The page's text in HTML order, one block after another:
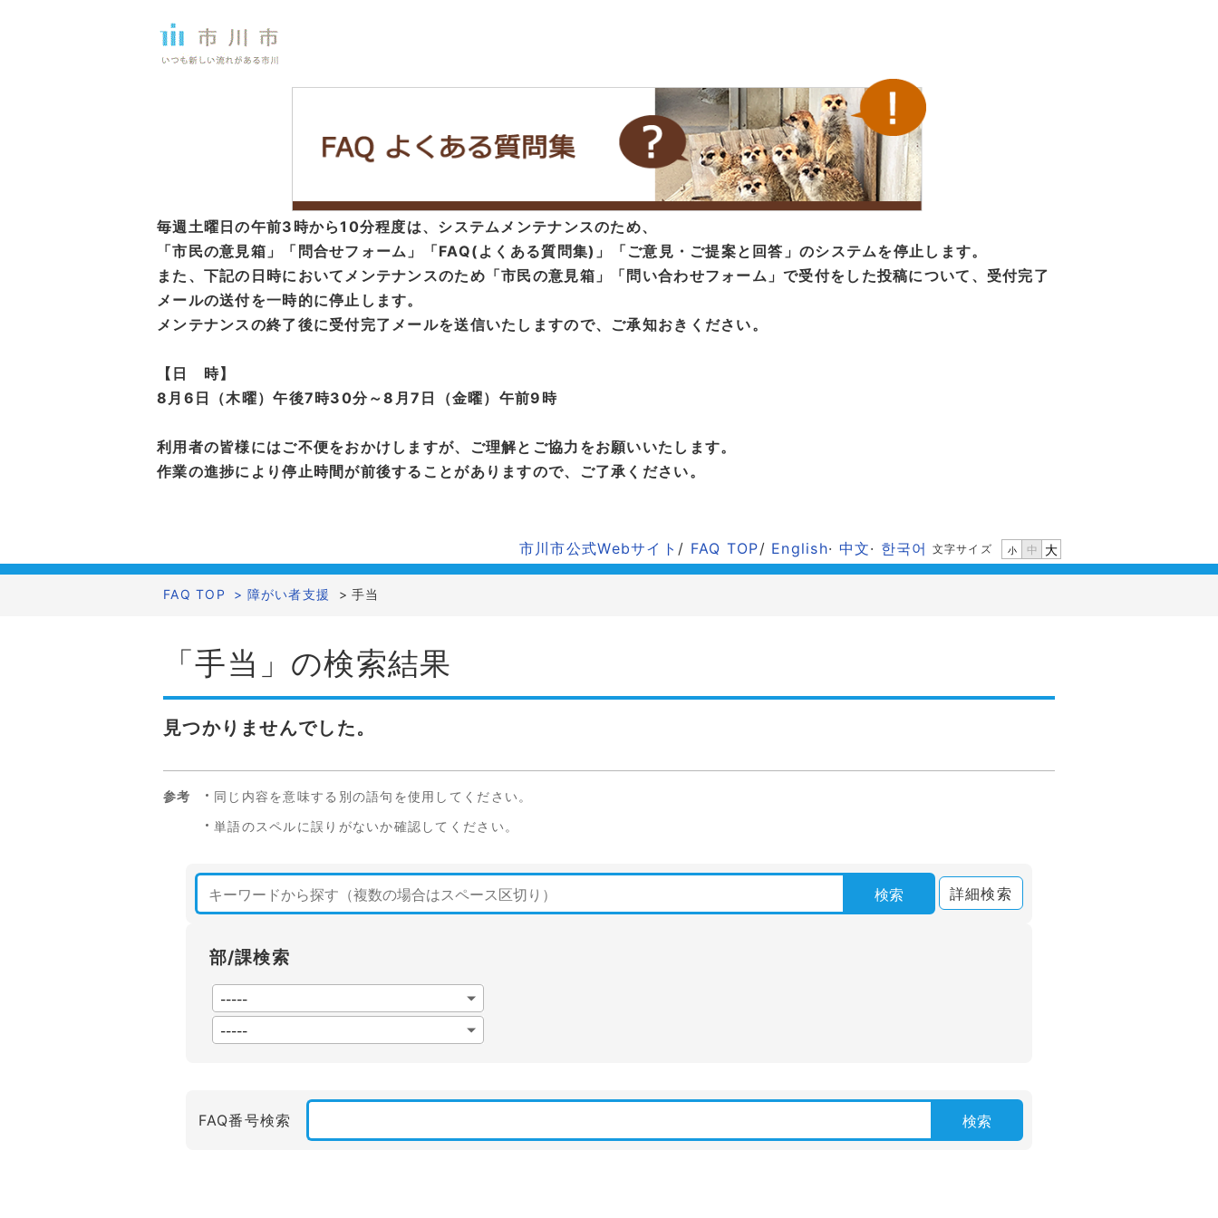
毎週土曜日の午前3時から10分程度は、システムメンテナンスのため、
「市民の意見箱」「問合せフォーム」「FAQ(よくある質問集)」「ご意見・ご提案と回答」のシステムを停止します。
また、下記の日時においてメンテナンスのため「市民の意見箱」「問い合わせフォーム」で受付をした投稿について、受付完了
メールの送付を一時的に停止します。
メンテナンスの終了後に受付完了メールを送信いたしますので、ご承知おきください。
【日 時】
8月6日（木曜）午後7時30分～8月7日（金曜）午前9時
利用者の皆様にはご不便をおかけしますが、ご理解とご協力をお願いいたします。
作業の進捗により停止時間が前後することがありますので、ご了承ください。
市川市公式Webサイト / FAQ TOP/ English· 中文· 한국어 文字サイズ 小 中 大
FAQ TOP > 障がい者支援 > 手当
「手当」の検索結果
見つかりませんでした。
参考
同じ内容を意味する別の語句を使用してください。
単語のスペルに誤りがないか確認してください。
検索 詳細検索
部/課検索
FAQ番号検索 検索